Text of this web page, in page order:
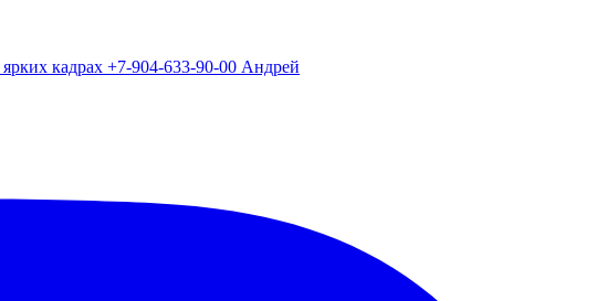
кадрах +7-904-633-90-00 Андрей